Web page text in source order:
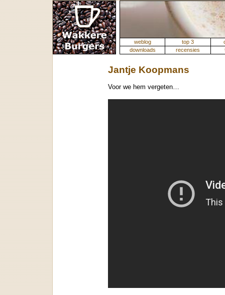
weblog top 3
downloads
recensies
Jantje Koopmans
Voor we hem vergeten…